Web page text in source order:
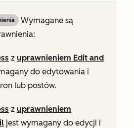
Wymagane są
z uprawnieniem Edit and
do edytowania i
lub postów.
z uprawnieniem
jest wymagany do edycji i